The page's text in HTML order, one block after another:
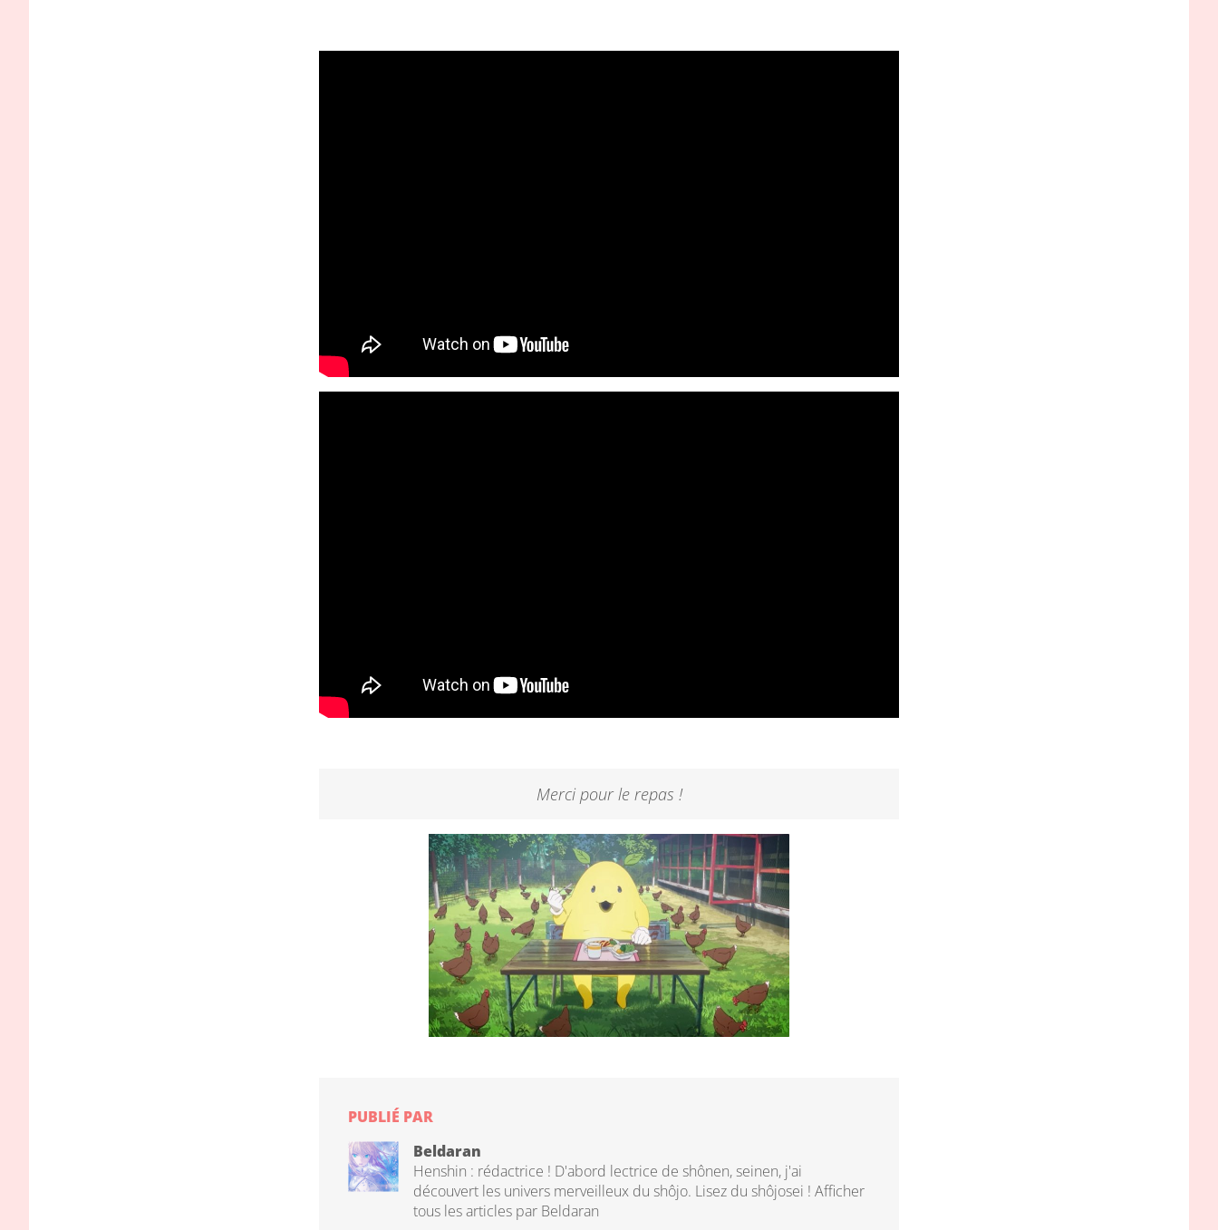
Merci pour le repas !
PUBLIÉ PAR
Beldaran
Henshin : rédactrice ! D'abord lectrice de shônen, seinen, j'ai
découvert les univers merveilleux du shôjo. Lisez du shôjosei ! Afficher
tous les articles par Beldaran